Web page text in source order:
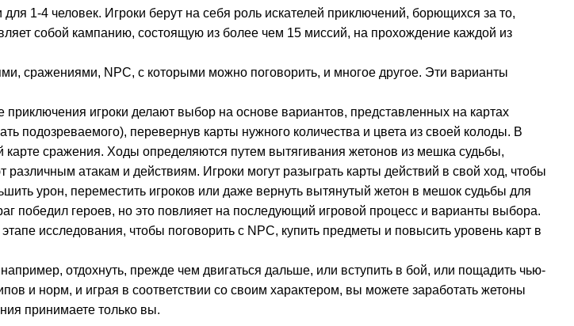
1-4 человек. Игроки берут на себя роль искателей приключений, борющихся за то,
собой кампанию, состоящую из более чем 15 миссий, на прохождение каждой из
сражениями, NPC, с которыми можно поговорить, и многое другое. Эти варианты
игроки делают выбор на основе вариантов, представленных на картах
подозреваемого), перевернув карты нужного количества и цвета из своей колоды. В
сражения. Ходы определяются путем вытягивания жетонов из мешка судьбы,
атакам и действиям. Игроки могут разыграть карты действий в свой ход, чтобы
урон, переместить игроков или даже вернуть вытянутый жетон в мешок судьбы для
победил героев, но это повлияет на последующий игровой процесс и варианты выбора.
исследования, чтобы поговорить с NPC, купить предметы и повысить уровень карт в
отдохнуть, прежде чем двигаться дальше, или вступить в бой, или пощадить чью-
и норм, и играя в соответствии со своим характером, вы можете заработать жетоны
принимаете только вы.